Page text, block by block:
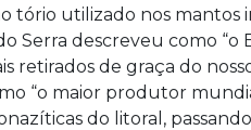
tório utilizado nos mantos
Serra descreveu como “o
retirados de graça do
“o maior produtor
do litoral,